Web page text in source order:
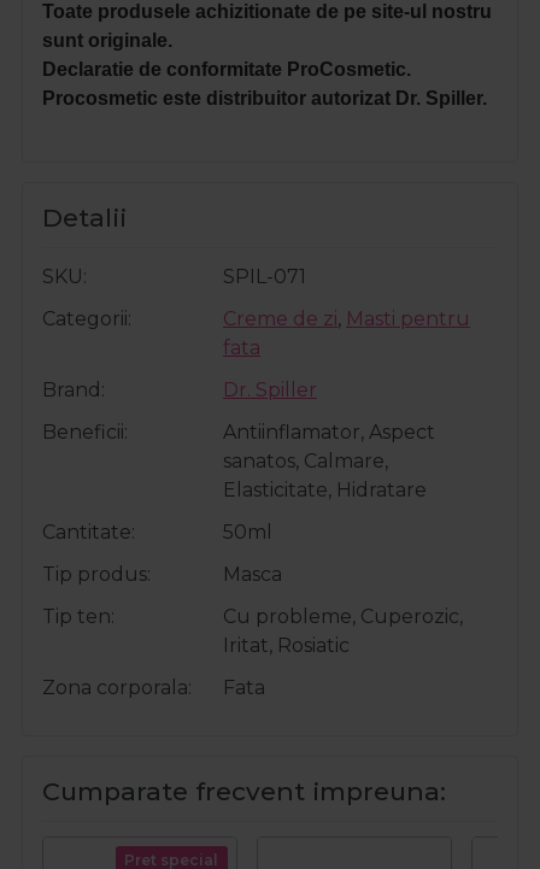
Toate produsele achizitionate de pe site-ul nostru
sunt originale.
Declaratie de conformitate ProCosmetic.
Procosmetic este distribuitor autorizat Dr. Spiller.
Detalii
SKU
SPIL-071
Categorii
Creme de zi, Masti pentru
fata
Brand
Dr. Spiller
Beneficii
Antiinflamator, Aspect
sanatos, Calmare,
Elasticitate, Hidratare
Cantitate
50ml
Tip produs
Masca
Tip ten
Cu probleme, Cuperozic,
Iritat, Rosiatic
Zona corporala
Fata
Cumparate frecvent impreuna:
Pret special